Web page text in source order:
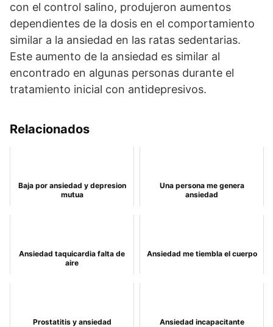
con el control salino, produjeron aumentos
dependientes de la dosis en el comportamiento
similar a la ansiedad en las ratas sedentarias.
Este aumento de la ansiedad es similar al
encontrado en algunas personas durante el
tratamiento inicial con antidepresivos.
Relacionados
Baja por ansiedad y depresion
mutua
Una persona me genera
ansiedad
Ansiedad taquicardia falta de
aire
Ansiedad me tiembla el cuerpo
Prostatitis y ansiedad Ansiedad incapacitante